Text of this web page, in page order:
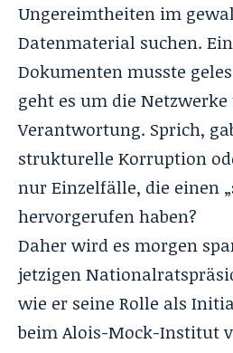
Ungereimtheiten im
Datenmaterial suchen.
Dokumenten musste
geht es um die
Verantwortung. Sprich,
strukturelle Korruption
nur Einzelfälle, die einen
hervorgerufen haben?
Daher wird es morgen
jetzigen
wie er seine Rolle als
beim Alois-Mock-Institut